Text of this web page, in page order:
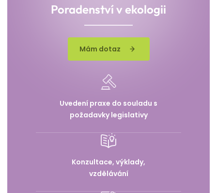
Poradenství v ekologii
Mám dotaz
Uvedení praxe do souladu s
požadavky legislativy
Konzultace, výklady,
vzdělávání